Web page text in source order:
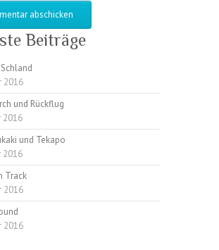
Beiträge
2016
und Rückflug
2016
und Tekapo
2016
Track
2016
2016